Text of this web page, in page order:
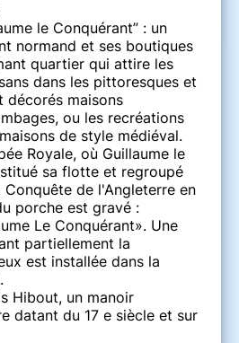
le Conquérant” : un
normand et ses boutiques
quartier qui attire les
dans les pittoresques et
décorés maisons
ou les recréations
de style médiéval.
Royale, où Guillaume le
sa flotte et regroupé
Conquête de l'Angleterre en
porche est gravé :
Le Conquérant». Une
partiellement la
est installée dans la
Hibout, un manoir
datant du 17 e siècle et sur